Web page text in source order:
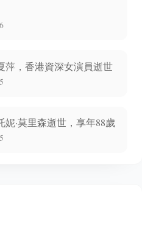
萍，香港資深女演員逝世
妮·莫里森逝世，享年88歲